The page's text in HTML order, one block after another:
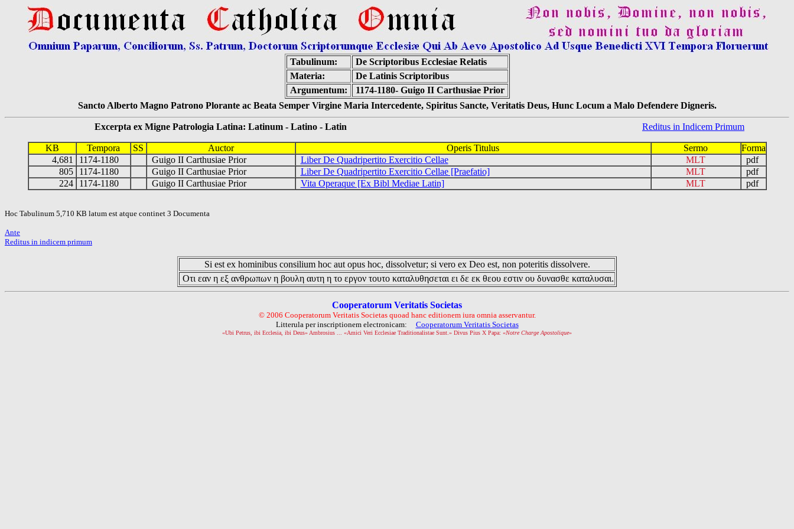
Tabulinum:
De Scriptoribus Ecclesiae Relatis
Materia:
De Latinis Scriptoribus
Argumentum:
1174-1180- Guigo II Carthusiae Prior
Sancto Alberto Magno Patrono Plorante ac Beata Semper Virgine Maria Intercedente, Spiritus Sancte, Veritatis Deus, Hunc Locum a Malo Defendere Digneris.
Excerpta ex Migne Patrologia Latina: Latinum - Latino - Latin Reditus in Indicem Primum
KB Tempora SS Auctor Operis Titulus Sermo
Forma
4,681
1174-1180 Guigo II Carthusiae Prior Liber De Quadripertito Exercitio Cellae MLT
pdf
805
1174-1180 Guigo II Carthusiae Prior Liber De Quadripertito Exercitio Cellae [Praefatio] MLT
pdf
224
1174-1180 Guigo II Carthusiae Prior Vita Operaque [Ex Bibl Mediae Latin] MLT pdf
Hoc Tabulinum 5,710 KB latum est atque continet 3 Documenta
Ante
Reditus in indicem primum
Si est ex hominibus consilium hoc aut opus hoc, dissolvetur; si vero ex Deo est, non poteritis dissolvere.
Οτι εαν η εξ ανθρωπων η βουλη αυτη η το εργον τουτο καταλυθησεται ει δε εκ θεου εστιν ου δυνασθε καταλυσαι.
Cooperatorum Veritatis Societas
© 2006 Cooperatorum Veritatis Societas quoad hanc editionem iura omnia asservantur.
Litterula per inscriptionem electronicam: Cooperatorum Veritatis Societas
«Ubi Petrus, ibi Ecclesia, ibi Deus» Ambrosius ... «Amici Veri Ecclesiae Traditionalistae Sunt.» Divus Pius X Papa: «Notre Charge Apostolique»